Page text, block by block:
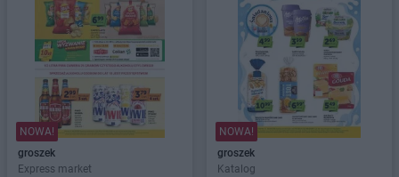
NOWA!
groszek
Express market
NOWA!
groszek
Katalog